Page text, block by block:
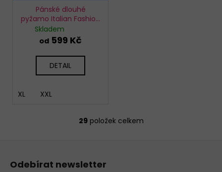
Pánské dlouhé
pyžamo Italian Fashion
Witalis
Skladem
od 599 Kč
DETAIL
XL XXL
O
29položek celkem
Odebírat newsletter